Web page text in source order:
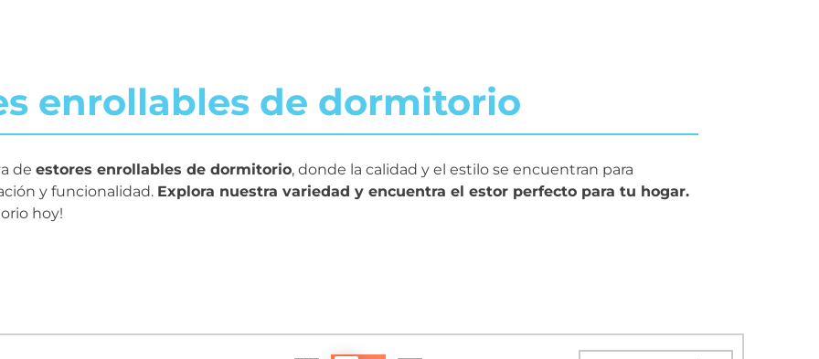
enrollables de dormitorio
de estores enrollables de dormitorio, donde la calidad y el estilo se encuentran para
y funcionalidad. Explora nuestra variedad y encuentra el estor perfecto para tu hogar.
hoy!